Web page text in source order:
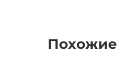
Похожие